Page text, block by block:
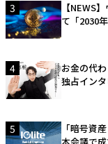
3
【NEWS
て「2030
4
お金の代
独占イン
5
「暗号資
本会議で